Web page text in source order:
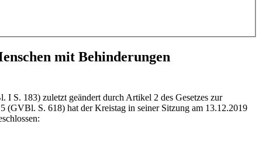
mit Behinderungen
S. 183) zuletzt geändert durch Artikel 2 des Gesetzes zur
(GVBl. S. 618) hat der Kreistag in seiner Sitzung am 13.12.2019